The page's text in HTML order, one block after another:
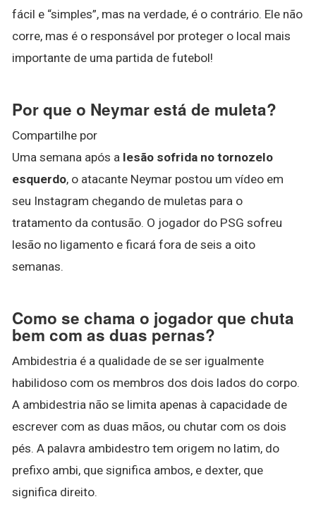
fácil e “simples”, mas na verdade, é o contrário. Ele não
corre, mas é o responsável por proteger o local mais
importante de uma partida de futebol!
Por que o Neymar está de muleta?
Compartilhe por
Uma semana após a lesão sofrida no tornozelo
esquerdo, o atacante Neymar postou um vídeo em
seu Instagram chegando de muletas para o
tratamento da contusão. O jogador do PSG sofreu
lesão no ligamento e ficará fora de seis a oito
semanas.
Como se chama o jogador que chuta
bem com as duas pernas?
Ambidestria é a qualidade de se ser igualmente
habilidoso com os membros dos dois lados do corpo.
A ambidestria não se limita apenas à capacidade de
escrever com as duas mãos, ou chutar com os dois
pés. A palavra ambidestro tem origem no latim, do
prefixo ambi, que significa ambos, e dexter, que
significa direito.